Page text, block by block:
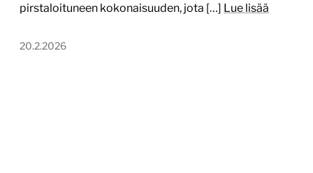
pirstaloituneen kokonaisuuden, jota […] Lue lisää
20.2.2026